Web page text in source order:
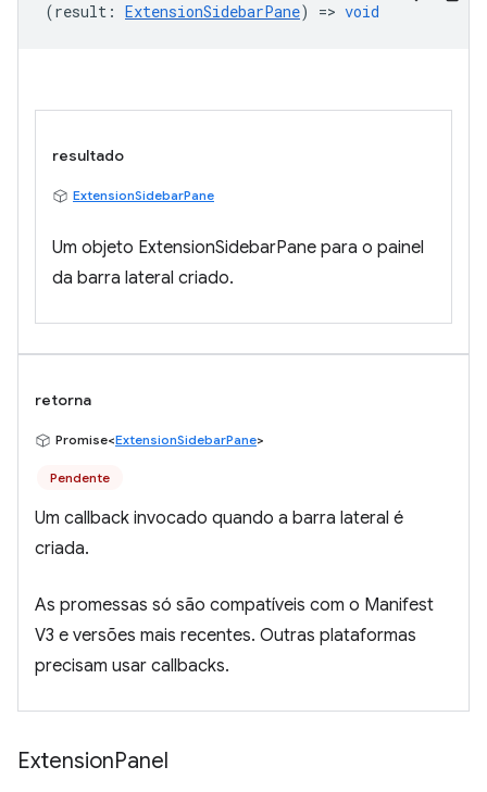
(result : ExtensionSidebarPane) => void
resultado
ExtensionSidebarPane
Um objeto ExtensionSidebarPane para o painel
da barra lateral criado.
retorna
Promise<ExtensionSidebarPane>
Pendente
Um callback invocado quando a barra lateral é
criada.
As promessas só são compatíveis com o Manifest
V3 e versões mais recentes. Outras plataformas
precisam usar callbacks.
ExtensionPanel